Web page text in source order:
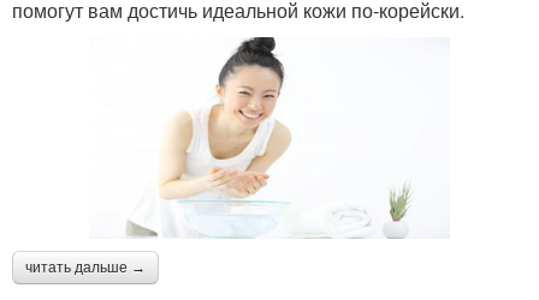
помогут вам достичь идеальной кожи по-корейски.
читать дальше →